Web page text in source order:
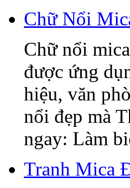
Chữ Nổi
Chữ nổi
được ứng
hiệu, văn
nổi đẹp mà
ngay: Làm
Tranh Mica